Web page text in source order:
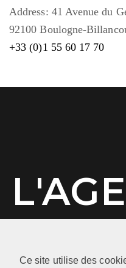
Ce site utilise des
Address: 41 Avenue du
92100 Boulogne-
+33 (0)1 55 60 17 70
© 2019 Leedo